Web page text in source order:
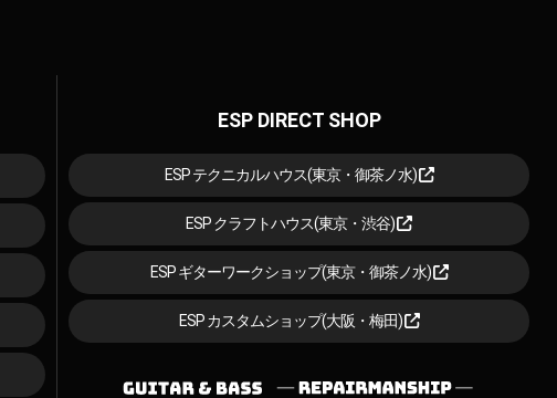
ESP DIRECT SHOP
ESP テクニカルハウス(東京・御茶ノ水)
ESP クラフトハウス(東京・渋谷)
ESP ギターワークショップ(東京・御茶ノ水)
ESP カスタムショップ(大阪・梅田)